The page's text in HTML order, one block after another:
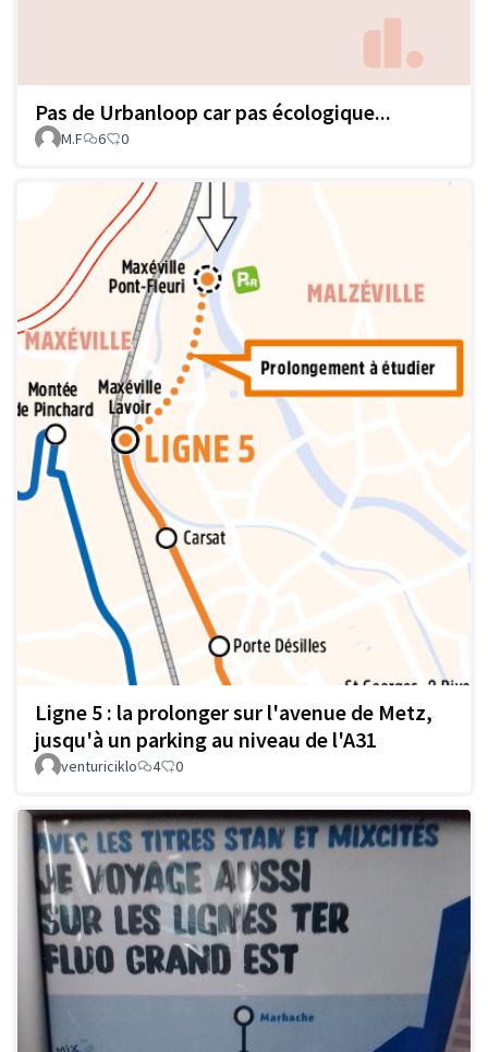
Pas de Urbanloop car pas écologique...
M.F 6 0
Ligne 5 : la prolonger sur l'avenue de Metz,
jusqu'à un parking au niveau de l'A31
venturiciklo 4 0